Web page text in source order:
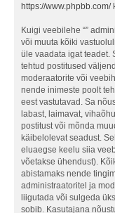
https://www.phpbb.com/
Kuigi veebilehe “”
või muuta kõiki
üle vaadata igat teadet.
tehtud postitused
moderaatorite või
nende inimeste poolt
eest vastutavad. Sa
labast, laimavat,
postitust või mõnda
käibelolevat seadust.
eluaegse keelu siia
võetakse ühendust).
abistamaks nende
administraatoritel ja
liigutada või sulgeda
sobib. Kasutajana